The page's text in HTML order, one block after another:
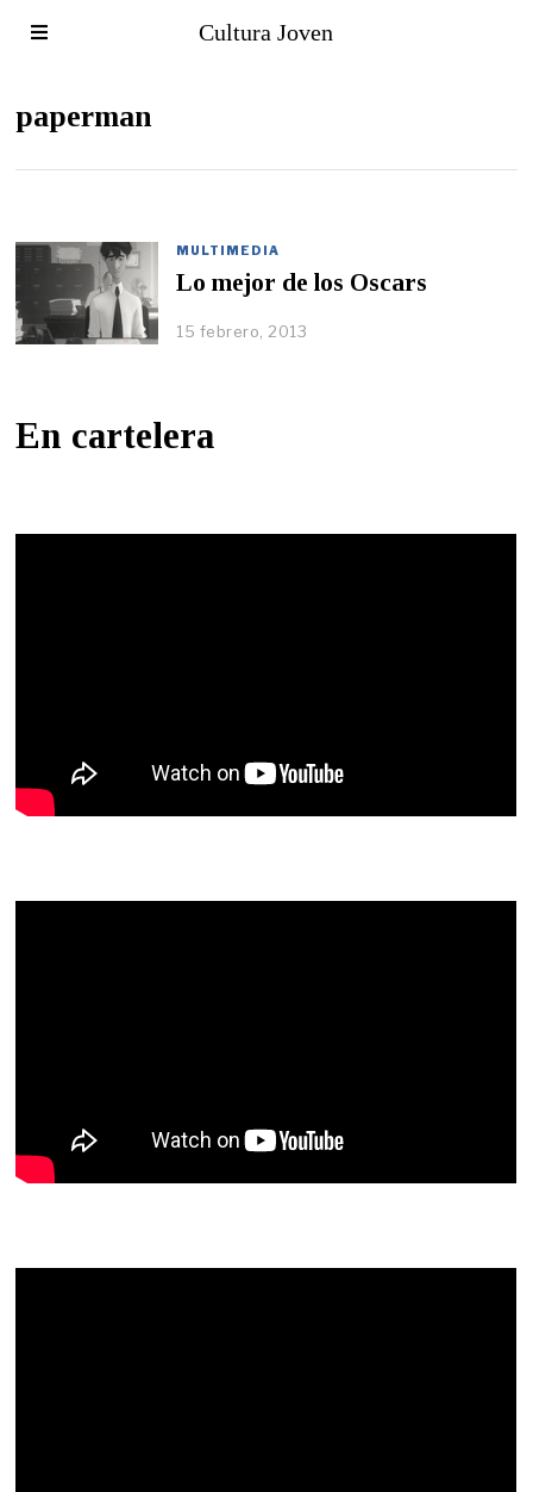
Cultura Joven
paperman
MULTIMEDIA
Lo mejor de los Oscars
15 febrero, 2013
En cartelera